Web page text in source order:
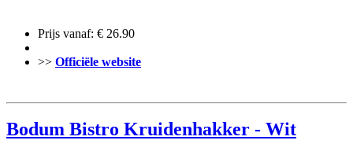
Prijs vanaf: € 26.90
>> Officiële website
Bodum Bistro Kruidenhakker - Wit